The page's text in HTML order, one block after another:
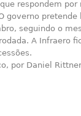
respondem por
governo pretende
seguindo o
A Infraero
por Daniel